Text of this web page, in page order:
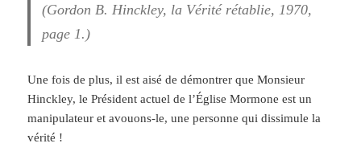
(Gordon B. Hinckley, la Vérité rétablie, 1970,
page 1.)
Une fois de plus, il est aisé de démontrer que Monsieur
Hinckley, le Président actuel de l’Église Mormone est un
manipulateur et avouons-le, une personne qui dissimule la
vérité !